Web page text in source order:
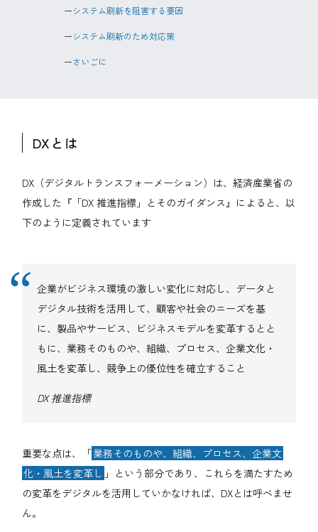
システム刷新を阻害する要因
システム刷新のため対応策
さいごに
DXとは
DX（デジタルトランスフォーメーション）は、経済産業省の
作成した『「DX 推進指標」とそのガイダンス』によると、以
下のように定義されています
企業がビジネス環境の激しい変化に対応し、データと
デジタル技術を活用して、顧客や社会のニーズを基
に、製品やサービス、ビジネスモデルを変革するとと
もに、業務そのものや、組織、プロセス、企業文化・
風土を変革し、競争上の優位性を確立すること
DX 推進指標
重要な点は、「業務そのものや、組織、プロセス、企業文
化・風土を変革し 」という部分であり、これらを満たすため
の変革をデジタルを活用していかなければ、DXとは呼べませ
ん。